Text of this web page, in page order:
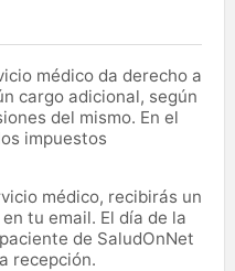
médico da derecho a
cargo adicional, según
del mismo. En el
impuestos
médico, recibirás un
tu email. El día de la
de SaludOnNet
recepción.